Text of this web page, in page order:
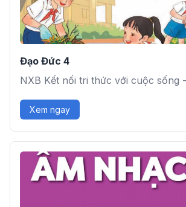
Đạo Đức 4
NXB Kết nối tri thức với cuộc sống
Xem ngay